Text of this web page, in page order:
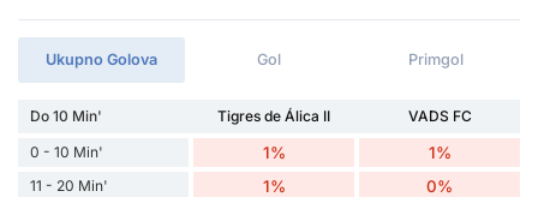
Ukupno Golova Gol Primgol
Do 10 Min' Tigres de Álica II
VADS FC
0 - 10 Min'
1% 1%
11 - 20 Min' 1% 0%